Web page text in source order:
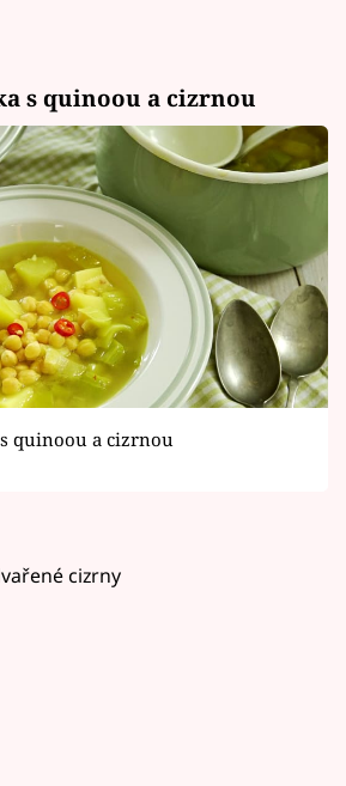
s quinoou a cizrnou
quinoou a cizrnou
cizrny